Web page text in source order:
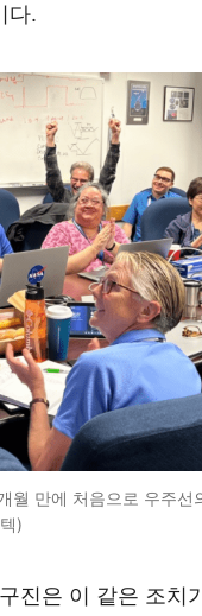
다.
월 만에 처음으로 우주선
)
진은 이 같은 조치